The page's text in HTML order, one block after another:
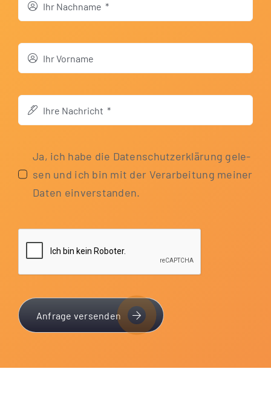
Ja, ich habe die Daten­schutz­er­klä­rung gele­
sen und ich bin mit der Ver­ar­bei­tung mei­ner
Daten einverstanden.
Anfrage versenden